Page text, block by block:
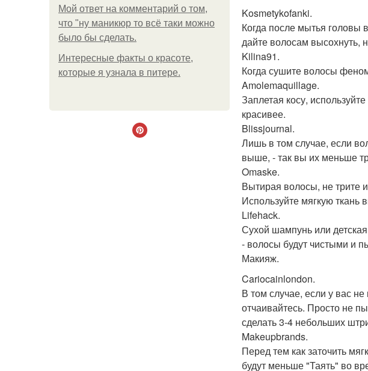
Мой ответ на комментарий о том,
что "ну маникюр то всё таки можно
было бы сделать.
Интересные факты о красоте,
которые я узнала в питере.
Kosmetykofanki.
Когда после мытья головы
дайте волосам высохнуть,
Kilina91.
Когда сушите волосы
Amolemaquillage.
Заплетая косу,
красивее.
Blissjournal.
Лишь в том случае, если
выше, - так вы их меньше
Omaske.
Вытирая волосы, не трите
Используйте мягкую ткань
Lifehack.
Сухой шампунь или
- волосы будут чистыми и
Макияж.
Cariocainlondon.
В том случае, если у вас
отчаивайтесь. Просто не
сделать 3-4 небольших
Makeupbrands.
Перед тем как заточить
будут меньше "Таять" во